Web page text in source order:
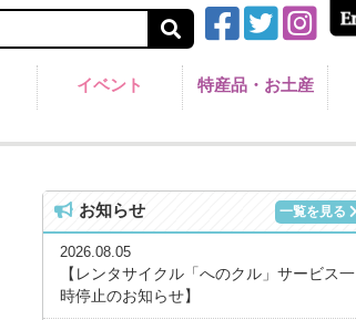
イベント 特産品・お土産
お知らせ 一覧を見る
2026.08.05
【レンタサイクル「へのクル」サービス一
時停止のお知らせ】